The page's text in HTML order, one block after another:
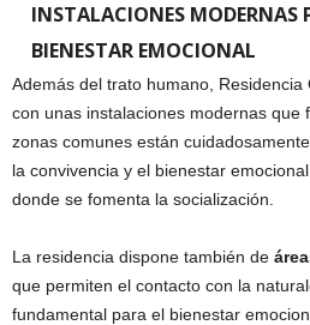
INSTALACIONES MODERNAS
BIENESTAR EMOCIONAL
Además del trato humano, Residencia
con unas instalaciones modernas que
zonas comunes están
la convivencia y el bienestar
donde se fomenta la socialización.
La residencia dispone también de
que permiten el contacto con la
fundamental para el bienestar